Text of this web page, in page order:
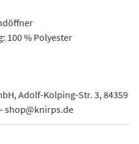
100 % Polyester
Adolf-Kolping-Str. 3, 84359
shop@knirps.de